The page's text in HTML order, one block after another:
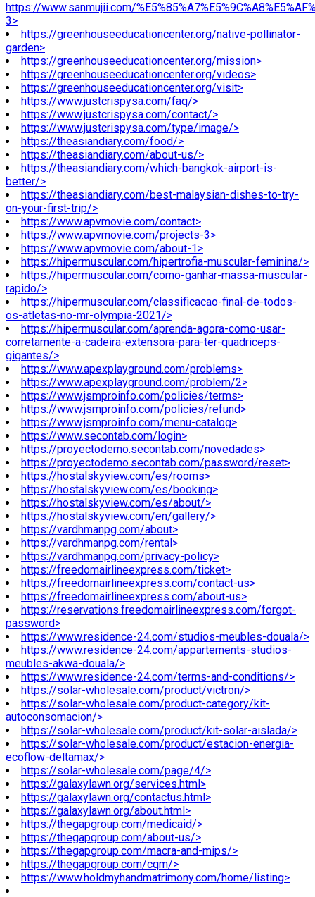
https://www.sanmujii.com/
3>
https://greenhouseeducationcenter.org/native-pollinator-
garden>
https://greenhouseeducationcenter.org/mission>
https://greenhouseeducationcenter.org/videos>
https://greenhouseeducationcenter.org/visit>
https://www.justcrispysa.com/faq/>
https://www.justcrispysa.com/contact/>
https://www.justcrispysa.com/type/image/>
https://theasiandiary.com/food/>
https://theasiandiary.com/about-us/>
https://theasiandiary.com/which-bangkok-airport-is-
better/>
https://theasiandiary.com/best-malaysian-dishes-to-try-
on-your-first-trip/>
https://www.apvmovie.com/contact>
https://www.apvmovie.com/projects-3>
https://www.apvmovie.com/about-1>
https://hipermuscular.com/hipertrofia-muscular-feminina/>
https://hipermuscular.com/como-ganhar-massa-muscular-
rapido/>
https://hipermuscular.com/classificacao-final-de-todos-
os-atletas-no-mr-olympia-2021/>
https://hipermuscular.com/aprenda-agora-como-usar-
corretamente-a-cadeira-extensora-para-ter-quadriceps-
gigantes/>
https://www.apexplayground.com/problems>
https://www.apexplayground.com/problem/2>
https://www.jsmproinfo.com/policies/terms>
https://www.jsmproinfo.com/policies/refund>
https://www.jsmproinfo.com/menu-catalog>
https://www.secontab.com/login>
https://proyectodemo.secontab.com/novedades>
https://proyectodemo.secontab.com/password/reset>
https://hostalskyview.com/es/rooms>
https://hostalskyview.com/es/booking>
https://hostalskyview.com/es/about/>
https://hostalskyview.com/en/gallery/>
https://vardhmanpg.com/about>
https://vardhmanpg.com/rental>
https://vardhmanpg.com/privacy-policy>
https://freedomairlineexpress.com/ticket>
https://freedomairlineexpress.com/contact-us>
https://freedomairlineexpress.com/about-us>
https://reservations.freedomairlineexpress.com/forgot-
password>
https://www.residence-24.com/studios-meubles-douala/>
https://www.residence-24.com/appartements-studios-
meubles-akwa-douala/>
https://www.residence-24.com/terms-and-conditions/>
https://solar-wholesale.com/product/victron/>
https://solar-wholesale.com/product-category/kit-
autoconsomacion/>
https://solar-wholesale.com/product/kit-solar-aislada/>
https://solar-wholesale.com/product/estacion-energia-
ecoflow-deltamax/>
https://solar-wholesale.com/page/4/>
https://galaxylawn.org/services.html>
https://galaxylawn.org/contactus.html>
https://galaxylawn.org/about.html>
https://thegapgroup.com/medicaid/>
https://thegapgroup.com/about-us/>
https://thegapgroup.com/macra-and-mips/>
https://thegapgroup.com/cqm/>
https://www.holdmyhandmatrimony.com/home/listing>